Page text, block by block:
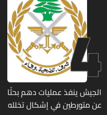
4
الجيش ينفذ عمليات دهم بحثًا
عن متورطين في إشكال تخلله